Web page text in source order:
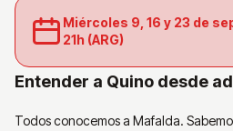
Miércoles 9, 16 y 23 de
21h (ARG)
Entender a Quino desde
Todos conocemos a Mafalda.